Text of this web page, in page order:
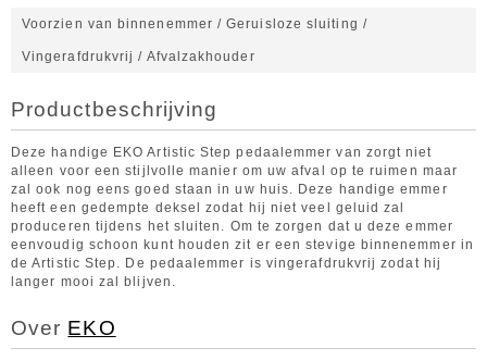
Voorzien van binnenemmer / Geruisloze sluiting /
Vingerafdrukvrij / Afvalzakhouder
Productbeschrijving
Deze handige EKO Artistic Step pedaalemmer van zorgt niet
alleen voor een stijlvolle manier om uw afval op te ruimen maar
zal ook nog eens goed staan in uw huis. Deze handige emmer
heeft een gedempte deksel zodat hij niet veel geluid zal
produceren tijdens het sluiten. Om te zorgen dat u deze emmer
eenvoudig schoon kunt houden zit er een stevige binnenemmer in
de Artistic Step. De pedaalemmer is vingerafdrukvrij zodat hij
langer mooi zal blijven.
Over EKO